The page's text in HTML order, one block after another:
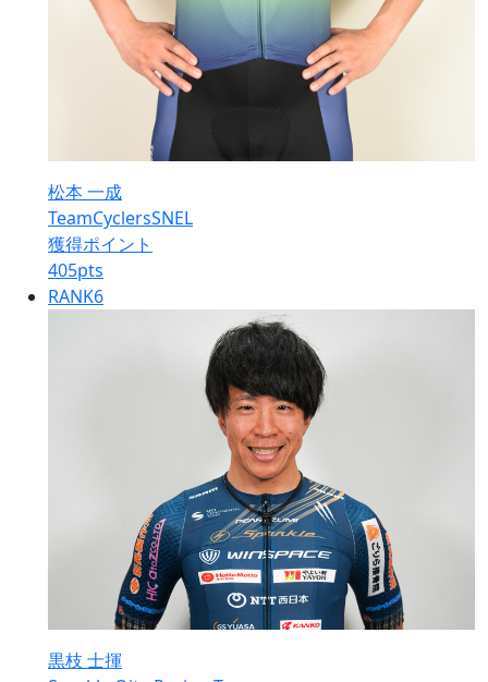
松本 一成
TeamCyclersSNEL
獲得ポイント
405pts
RANK6
黒枝 士揮